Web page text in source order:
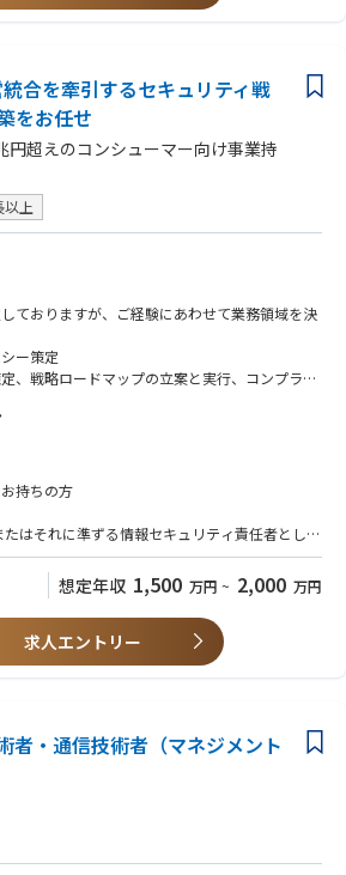
統合を牽引するセキュリティ戦
をお任せ
円超えのコンシューマー向け事業持
以上
ておりますが、ご経験にあわせて業務領域を決
ー策定
、戦略ロードマップの立案と実行、コンプライ
スクマネジメント
底、モニタリング体制の強化
を組み合わせたSOC/CSIRT体制の構築
持ちの方
たはそれに準ずる情報セキュリティ責任者として
のマネジメント）
ナンス構築、またはM&Aに伴うPMI（システ
ム開発・運用経験
想定年収 1,500 万円 ~ 2,000 万円
求人エントリー
者・通信技術者（マネジメント